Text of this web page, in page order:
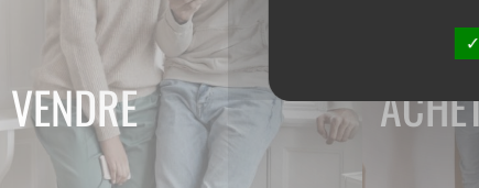
VENDRE